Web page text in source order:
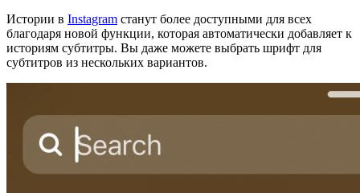
Истории в Instagram станут более доступными для всех
благодаря новой функции, которая автоматически добавляет к
историям субтитры. Вы даже можете выбрать шрифт для
субтитров из нескольких вариантов.